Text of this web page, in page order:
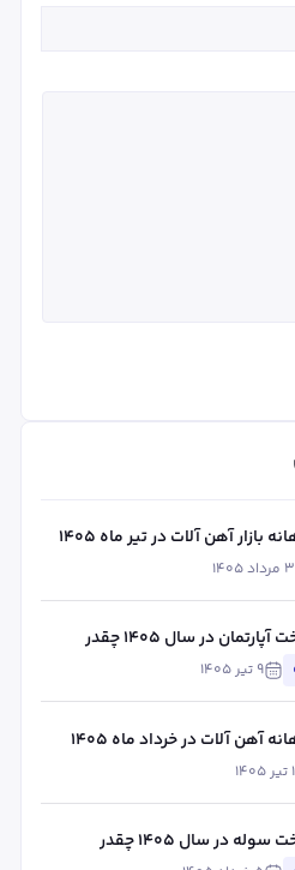
بازار آهن آلات در تیر ماه ۱۴۰۵
۳ مرداد ۱۴۰۵
هزینه ساخت آپارتمان در سال ۱۴۰۵ چقدر
۹ تیر ۱۴۰۵
آهن آلات در خرداد ماه ۱۴۰۵
۱ تیر ۱۴۰۵
هزینه ساخت سوله در سال ۱۴۰۵ چقدر